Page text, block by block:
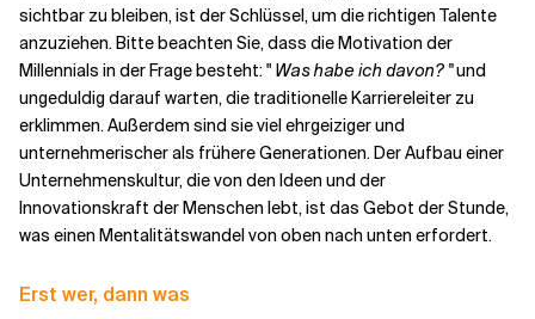
sichtbar zu bleiben, ist der Schlüssel, um die richtigen Talente
anzuziehen.Bitte beachten Sie, dass die Motivation der
Millennials in der Frage besteht: " Was habe ich davon? "und
ungeduldig darauf warten, die traditionelle Karriereleiter zu
erklimmen. Außerdem sind sie viel ehrgeiziger und
unternehmerischer als frühere Generationen. Der Aufbau einer
Unternehmenskultur, die von den Ideen und der
Innovationskraft der Menschen lebt, ist das Gebot der Stunde,
was einen Mentalitätswandel von oben nach unten erfordert.
Erst wer, dann was